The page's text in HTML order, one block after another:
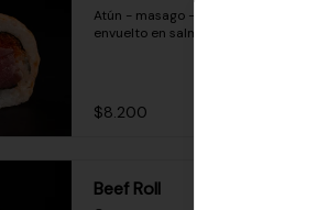
Atún - masago - queso crema -
envuelto en salmón gratinado
$8.200
Beef Roll